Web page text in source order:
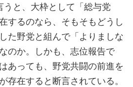
と、大枠として「総与党
するのなら、そもそもどうし
た野党と組んで「よりましな
のか。しかも、志位報告で
あっても、野党共闘の前進を
存在すると断言されている。